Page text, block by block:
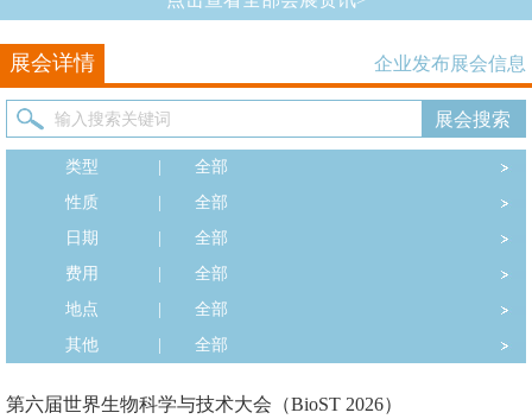
展会详情 企业发布展会信息
类型
全部
性质
全部
日期
全部
费用
全部
地点
全部
其他
全部
第六届世界生物科学与技术大会（BioST 2026）